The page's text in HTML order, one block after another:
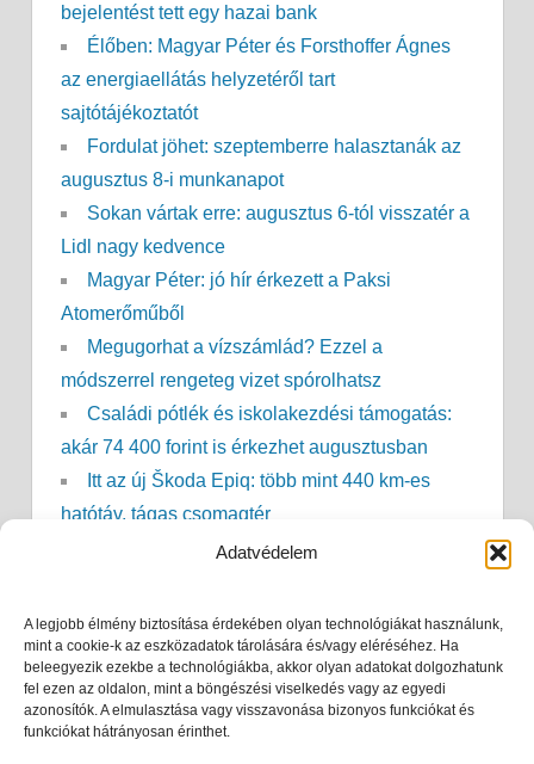
Adatvédelem
A legjobb élmény biztosítása érdekében olyan technológiákat használunk,
mint a cookie-k az eszközadatok tárolására és/vagy eléréséhez. Ha
beleegyezik ezekbe a technológiákba, akkor olyan adatokat dolgozhatunk
fel ezen az oldalon, mint a böngészési viselkedés vagy az egyedi
azonosítók. A elmulasztása vagy visszavonása bizonyos funkciókat és
funkciókat hátrányosan érinthet.
bejelentést tett egy hazai bank
Élőben: Magyar Péter és Forsthoffer Ágnes
az energiaellátás helyzetéről tart
sajtótájékoztatót
Fordulat jöhet: szeptemberre halasztanák az
augusztus 8-i munkanapot
Sokan vártak erre: augusztus 6-tól visszatér a
Lidl nagy kedvence
Magyar Péter: jó hír érkezett a Paksi
Atomerőműből
Megugorhat a vízszámlád? Ezzel a
módszerrel rengeteg vizet spórolhatsz
Családi pótlék és iskolakezdési támogatás:
akár 74 400 forint is érkezhet augusztusban
Itt az új Škoda Epiq: több mint 440 km-es
hatótáv, tágas csomagtér
Nem kell már sokáig kibírni: ekkor érkezhet a
Sokan várják a táppénzt: ekkor érkezhet meg
az összeg 2027-ben
Áramszünet a kánikulában? Ennyi ideig
marad hideg a hűtő, és ezt semmiképp ne tedd